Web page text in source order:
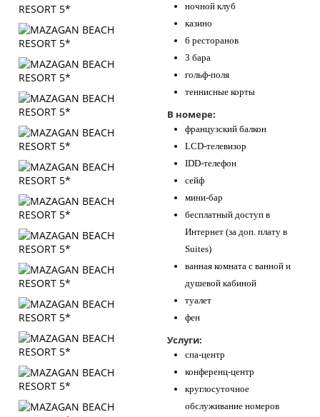
ночной клуб
казино
6 ресторанов
3 бара
гольф-поля
теннисные корты
В номере:
французский балкон
LCD-телевизор
IDD-телефон
сейф
мини-бар
бесплатный доступ в
Интернет (за доп. плату в
Suites)
ванная комната с ванной и
душевой кабиной
туалет
фен
Услуги:
спа-центр
конференц-центр
круглосуточное
обслуживание номеров